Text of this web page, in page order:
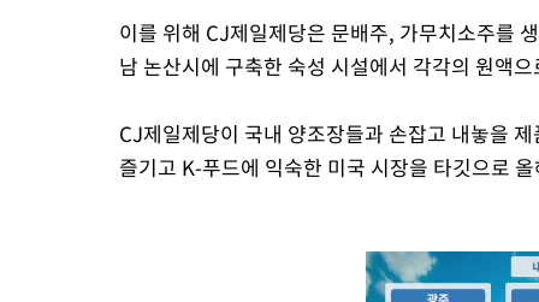
이를 위해 CJ제일제당은 문배주, 가무치소주를
남 논산시에 구축한 숙성 시설에서 각각의 원액
CJ제일제당이 국내 양조장들과 손잡고 내놓을
즐기고 K-푸드에 익숙한 미국 시장을 타깃으로